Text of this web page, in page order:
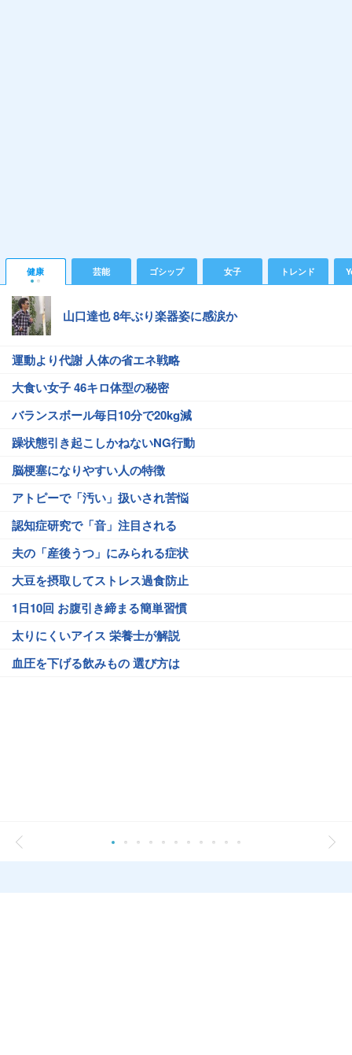
健康 芸能 ゴシップ 女子 トレンド
山口達也 8年ぶり楽器姿に感涙か
運動より代謝 人体の省エネ戦略
大食い女子 46キロ体型の秘密
バランスボール毎日10分で20kg減
躁状態引き起こしかねないNG行動
脳梗塞になりやすい人の特徴
アトピーで「汚い」扱いされ苦悩
認知症研究で「音」注目される
夫の「産後うつ」にみられる症状
大豆を摂取してストレス過食防止
1日10回 お腹引き締まる簡単習慣
太りにくいアイス 栄養士が解説
血圧を下げる飲みもの 選び方は